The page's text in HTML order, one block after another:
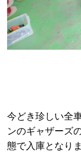
今どき珍しい全
ンのギャザーズ
態で入庫となり